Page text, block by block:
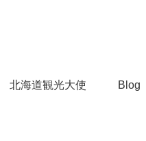
北海道観光大使 Blog